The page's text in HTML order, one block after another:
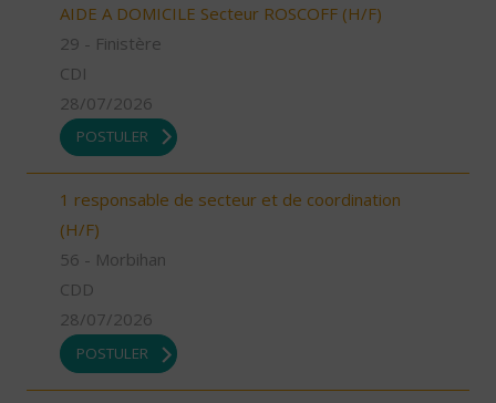
AIDE A DOMICILE Secteur ROSCOFF (H/F)
29 - Finistère
CDI
28/07/2026
POSTULER
1 responsable de secteur et de coordination
(H/F)
56 - Morbihan
CDD
28/07/2026
POSTULER